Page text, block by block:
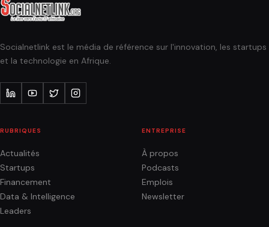
Socialnetlink est le média de référence sur l'innovation, les startups
et la technologie en Afrique.
RUBRIQUES
Actualités
Startups
Financement
Data & Intelligence
Leaders
ENTREPRISE
À propos
Podcasts
Emplois
Newsletter